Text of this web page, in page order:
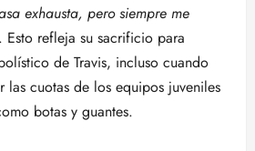
exhausta, pero siempre me
Esto refleja su sacrificio para
de Travis, incluso cuando
las cuotas de los equipos juveniles
botas y guantes.